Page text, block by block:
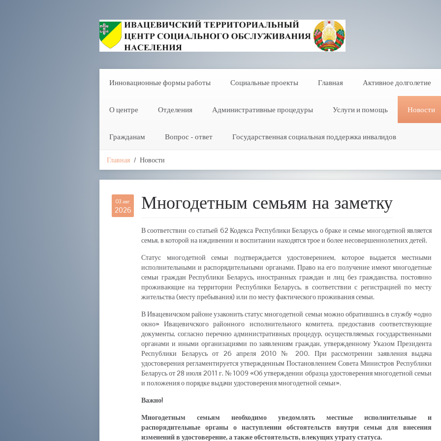
Инновационные формы работы Социальные проекты Главная Активное долголетие
О центре Отделения Административные процедуры Услуги и помощь Новости
Гражданам Вопрос - ответ Государственная социальная поддержка инвалидов
Главная Новости
03 авг
2026 Многодетным семьям на заметку
В соответствии со статьей 62 Кодекса Республики Беларусь о браке и семье многодетной является
семья, в которой на иждивении и воспитании находятся трое и более несовершеннолетних детей.
Статус многодетной семьи подтверждается удостоверением, которое выдается местными
исполнительными и распорядительными органами. Право на его получение имеют многодетные
семьи граждан Республики Беларусь, иностранных граждан и лиц без гражданства, постоянно
проживающие на территории Республики Беларусь, в соответствии с регистрацией по месту
жительства (месту пребывания) или по месту фактического проживания семьи.
В Ивацевичском районе узаконить статус многодетной семьи можно обратившись в службу «одно
окно» Ивацевичского районного исполнительного комитета, предоставив соответствующие
документы, согласно перечню административных процедур, осуществляемых государственными
органами и иными организациями по заявлениям граждан, утвержденному Указом Президента
Республики Беларусь от 26 апреля 2010 № 200. При рассмотрении заявления выдача
удостоверения регламентируется утвержденным Постановлением Совета Министров Республики
Беларусь от 28 июля 2011 г. № 1009 «Об утверждении образца удостоверения многодетной семьи
и положения о порядке выдачи удостоверения многодетной семьи».
Важно!
Многодетным семьям необходимо уведомлять местные исполнительные и
распорядительные органы о наступлении обстоятельств внутри семьи для внесения
изменений в удостоверение, а также обстоятельств, влекущих утрату статуса.